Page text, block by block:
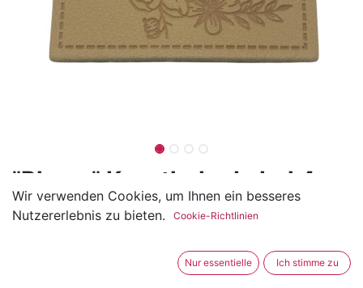
"Blume" Kunstleder Label 4 x
3 cm
Das Kunstleder Label hat eine Breite von 4cm und eine
Wir verwenden Cookies, um Ihnen ein besseres
Nutzererlebnis zu bieten.
Cookie-Richtlinien
Nur essentielle Ich stimme zu